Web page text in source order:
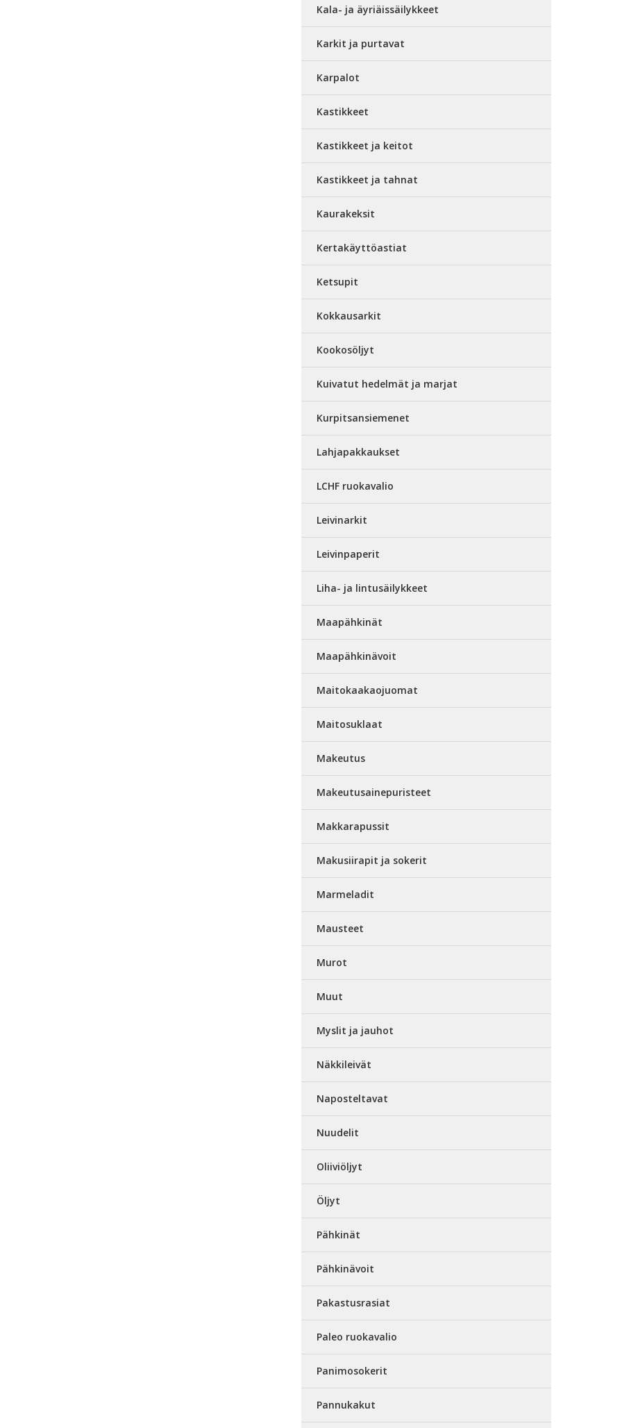
Kala- ja äyriäissäilykkeet
Karkit ja purtavat
Karpalot
Kastikkeet
Kastikkeet ja keitot
Kastikkeet ja tahnat
Kaurakeksit
Kertakäyttöastiat
Ketsupit
Kokkausarkit
Kookosöljyt
Kuivatut hedelmät ja marjat
Kurpitsansiemenet
Lahjapakkaukset
LCHF ruokavalio
Leivinarkit
Leivinpaperit
Liha- ja lintusäilykkeet
Maapähkinät
Maapähkinävoit
Maitokaakaojuomat
Maitosuklaat
Makeutus
Makeutusainepuristeet
Makkarapussit
Makusiirapit ja sokerit
Marmeladit
Mausteet
Murot
Muut
Myslit ja jauhot
Näkkileivät
Naposteltavat
Nuudelit
Oliiviöljyt
Öljyt
Pähkinät
Pähkinävoit
Pakastusrasiat
Paleo ruokavalio
Panimosokerit
Pannukakut